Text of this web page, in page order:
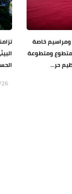
ومراسيم خاصة
الوحشة.. (250) متطوع ومتطوعة
حر...